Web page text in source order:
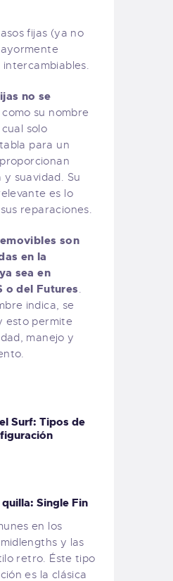
fijas (ya no
intercambiables.
no se
como su nombre
solo
para un
suavidad. Su
es lo
reparaciones.
son
en la
sea en
o del Futures.
indica, se
esto permite
manejo y
Surf: Tipos de
quilla: Single Fin
en los
y las
retro. Éste tipo
es la clásica